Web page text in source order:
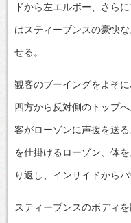
ドから左エルボー、さら
はスティーブンスの豪快
せる。
観客のブーイングをよそ
四方から反対側のトップ
客がローゾンに声援を送
を仕掛けるローゾン、体
り返し、インサイドから
スティーブンスのボディ